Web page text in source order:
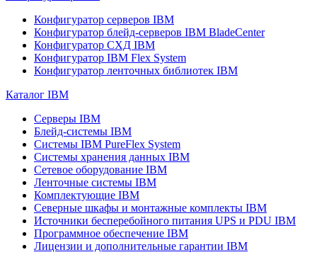
Конфигуратор серверов IBM
Конфигуратор блейд-серверов IBM BladeCenter
Конфигуратор СХД IBM
Конфигуратор IBM Flex System
Конфигуратор ленточных библиотек IBM
Каталог IBM
Серверы IBM
Блейд-системы IBM
Системы IBM PureFlex System
Системы хранения данных IBM
Сетевое оборудование IBM
Ленточные системы IBM
Комплектующие IBM
Северные шкафы и монтажные комплекты IBM
Источники бесперебойного питания UPS и PDU IBM
Программное обеспечение IBM
Лицензии и дополнительные гарантии IBM